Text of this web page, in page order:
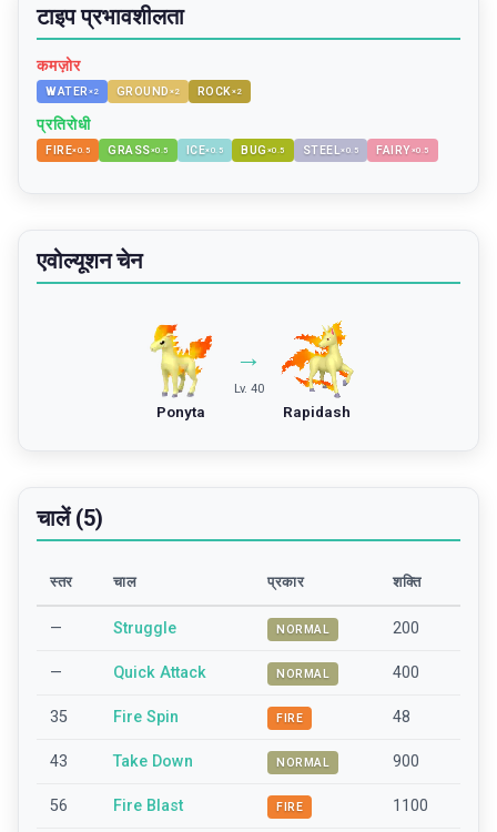
टाइप प्रभावशीलता
कमज़ोर
WATER ×2 GROUND ×2 ROCK×2
प्रतिरोधी
FIRE×0.5 GRASS×0.5 ICE×0.5 BUG ×0.5 STEEL×0.5 FAIRY×0.5
एवोल्यूशन चेन
Ponyta
→
Lv. 40
Rapidash
चालें (5)
स्तर चाल प्रकार शक्ति
— Struggle NORMAL 200
— Quick Attack NORMAL 400
35 Fire Spin FIRE 48
43 Take Down NORMAL 900
56 Fire Blast FIRE 1100